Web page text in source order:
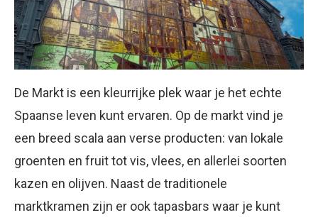
De Markt is een kleurrijke plek waar je het echte
Spaanse leven kunt ervaren. Op de markt vind je
een breed scala aan verse producten: van lokale
groenten en fruit tot vis, vlees, en allerlei soorten
kazen en olijven. Naast de traditionele
marktkramen zijn er ook tapasbars waar je kunt